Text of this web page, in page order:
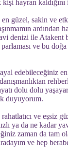
hayran
güzel, sakin ve
ardından
denizi ile Atakent
ve bu
edebileceğiniz
dolu dolu
duyuyorum.
ve eşsiz
ya da ne kadar
zaman da
ve hep